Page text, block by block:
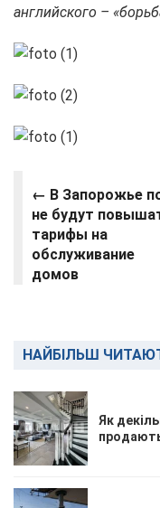
английского –
← В Запорожье
не будут
тарифы на
обслуживание
домов
НАЙБІЛЬШ
Як